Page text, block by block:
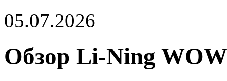
05.07.2026
Обзор Li-Ning